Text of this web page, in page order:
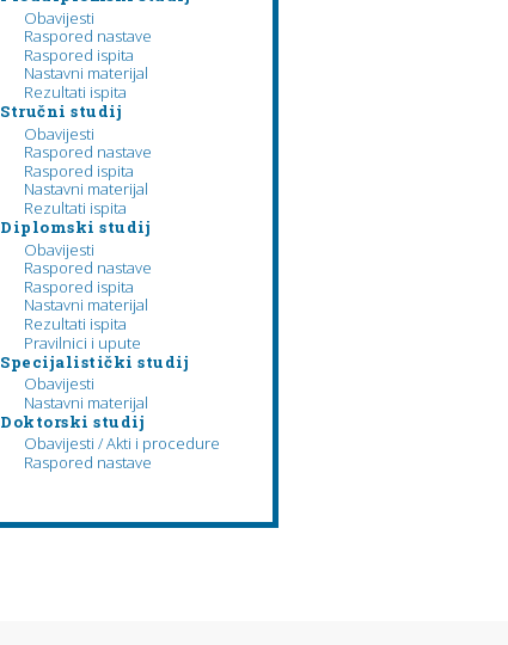
Obavijesti
Raspored nastave
Raspored ispita
Nastavni materijal
Rezultati ispita
Stručni studij
Obavijesti
Raspored nastave
Raspored ispita
Nastavni materijal
Rezultati ispita
Diplomski studij
Obavijesti
Raspored nastave
Raspored ispita
Nastavni materijal
Rezultati ispita
Pravilnici i upute
Specijalistički studij
Obavijesti
Nastavni materijal
Doktorski studij
Obavijesti / Akti i procedure
Raspored nastave